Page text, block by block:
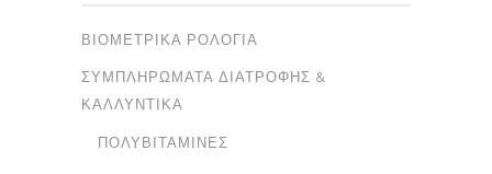
ΒΙΟΜΕΤΡΙΚΆ ΡΟΛΌΓΙΑ
ΣΥΜΠΛΗΡΏΜΑΤΑ ΔΙΑΤΡΟΦΉΣ &
ΚΑΛΛΥΝΤΙΚΆ
ΠΟΛΥΒΙΤΑΜΊΝΕΣ